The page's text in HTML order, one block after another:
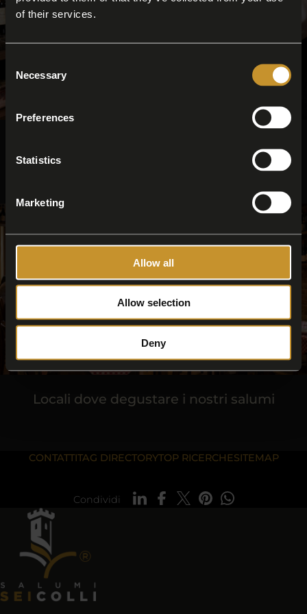
of their services.
Selection
Necessary
Preferences
Statistics
Marketing
Allow all
Allow selection
Deny
Locali dove degustare i nostri salumi
CONTATTITAG DIRECTORYTOP RICERCHESITEMAP
Condividi